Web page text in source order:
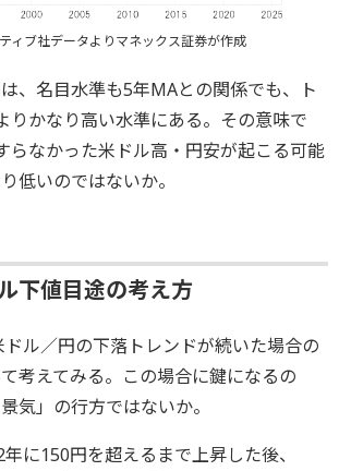
ィブ社データよりマネックス証券が作成
、名目水準も5年MAとの関係でも、ト
りかなり高い水準にある。その意味で
らなかった米ドル高・円安が起こる可能
低いのではないか。
下値目途の考え方
ル／円の下落トレンドが続いた場合の
考えてみる。この場合に鍵になるの
気」の行方ではないか。
に150円を超えるまで上昇した後、